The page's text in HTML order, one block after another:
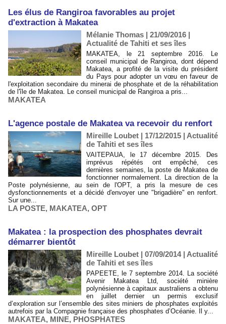
Les élus de Rangiroa favorables au projet
d'extraction à Makatea
Mélanie Thomas | 21/09/2016 |
Actualité de Tahiti et ses îles
MAKATEA, le 21 septembre 2016. Le
conseil municipal de Rangiroa, dont dépend
Makatea, a profité de la visite du président
du Pays pour adopter un vœu en faveur de
l'exploitation secondaire du minerai de phosphate et de la réhabilitation
de l'île de Makatea. Le conseil municipal de Rangiroa a pris...
MAKATEA
L'agence postale de Makatea va recevoir du renfort
Mireille Loubet | 17/12/2015 | Actualité
de Tahiti et ses îles
VAITEPAUA, le 17 décembre 2015. Des
imprévus répétés ont empêché, ces
dernières semaines, la poste de Makatea de
fonctionner normalement. La direction de la
Poste polynésienne, au sein de l'OPT, a pris la mesure de ces
dysfonctionnements et a décidé d'envoyer une "brigadière" en renfort.
Sur une...
LA POSTE, MAKATEA, OPT
Makatea : la prospection des phosphates devrait
démarrer bientôt
Mireille Loubet | 07/09/2014| Actualité
de Tahiti et ses îles
PAPEETE, le 7 septembre 2014. La société
Avenir Makatea Ltd, société minière
polynésienne à capitaux australiens a obtenu
en juillet dernier un permis exclusif
d’exploration sur l’ensemble des sites miniers de phosphates exploités
autrefois par la Compagnie française des phosphates d’Océanie. Il y...
MAKATEA, MINE, PHOSPHATES